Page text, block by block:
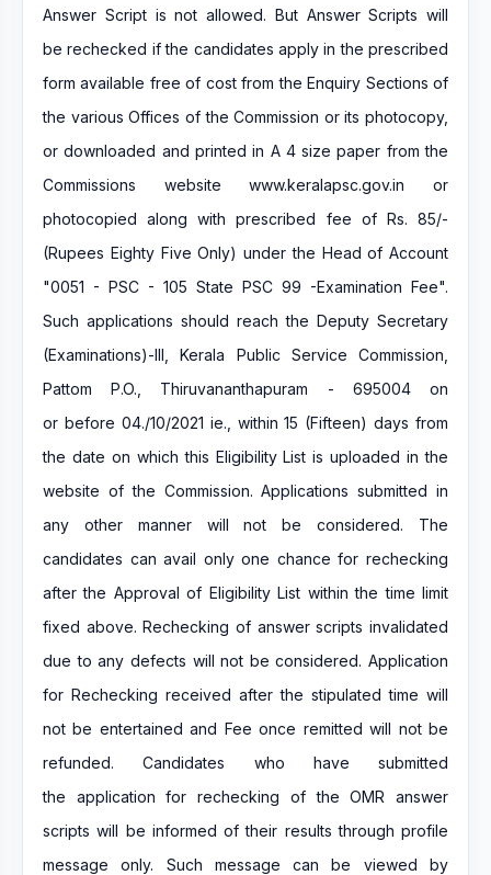
Answer Script is not allowed. But Answer Scripts will
be rechecked if the candidates apply in the prescribed
form available free of cost from the Enquiry Sections of
the various Offices of the Commission or its photocopy,
or downloaded and printed in A 4 size paper from the
Commissions website www.keralapsc.gov.in or
photocopied along with prescribed fee of Rs. 85/-
(Rupees Eighty Five Only) under the Head of Account
"0051 - PSC - 105 State PSC 99 -Examination Fee".
Such applications should reach the Deputy Secretary
(Examinations)-III, Kerala Public Service Commission,
Pattom P.O., Thiruvananthapuram - 695004 on
or before 04./10/2021 ie., within 15 (Fifteen) days from
the date on which this Eligibility List is uploaded in the
website of the Commission. Applications submitted in
any other manner will not be considered. The
candidates can avail only one chance for rechecking
after the Approval of Eligibility List within the time limit
fixed above. Rechecking of answer scripts invalidated
due to any defects will not be considered. Application
for Rechecking received after the stipulated time will
not be entertained and Fee once remitted will not be
refunded. Candidates who have submitted
the application for rechecking of the OMR answer
scripts will be informed of their results through profile
message only. Such message can be viewed by